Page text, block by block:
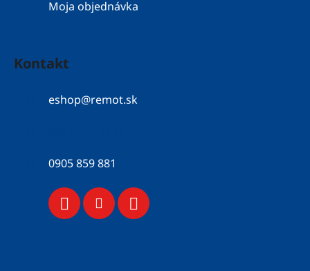
Moja objednávka
Kontakt
eshop@remot.sk
0905 859 881